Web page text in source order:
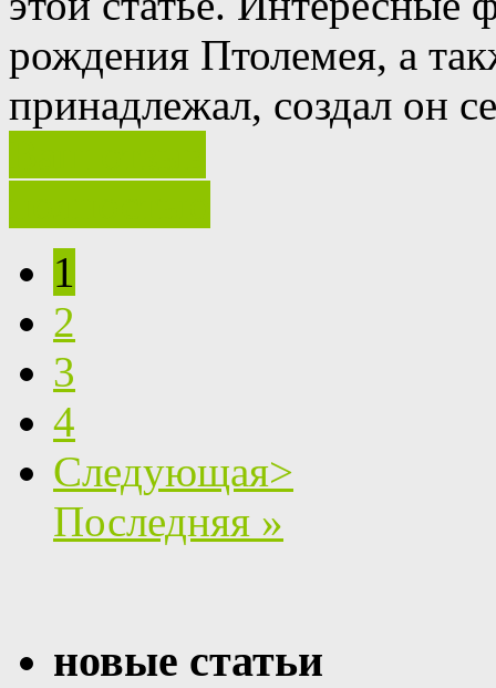
рождения Птолемея, а
принадлежал, создал он
1
2
3
4
Следующая>
Последняя »
новые статьи